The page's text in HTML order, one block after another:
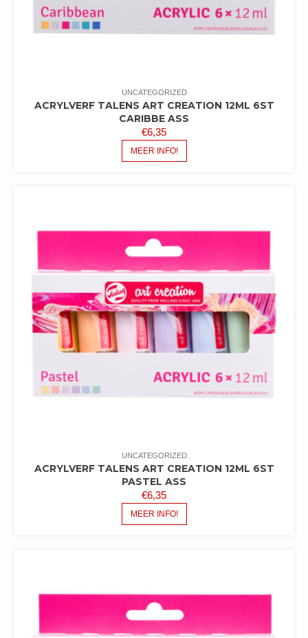
UNCATEGORIZED
ACRYLVERF TALENS ART CREATION 12ML 6ST
CARIBBE ASS
€6,35
MEER INFO!
UNCATEGORIZED
ACRYLVERF TALENS ART CREATION 12ML 6ST
PASTEL ASS
€6,35
MEER INFO!